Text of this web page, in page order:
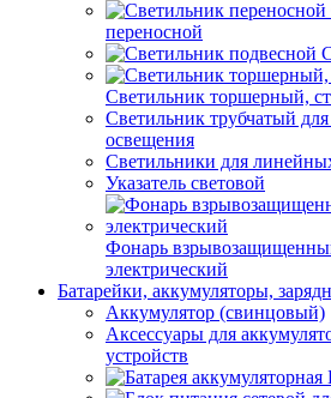
переносной
Светильник торшерный,
Светильник трубчатый
освещения
Светильники для
Указатель световой
Фонарь
электрический
Батарейки, аккумуляторы,
Аккумулятор (свинцовый)
Аксессуары для
устройств